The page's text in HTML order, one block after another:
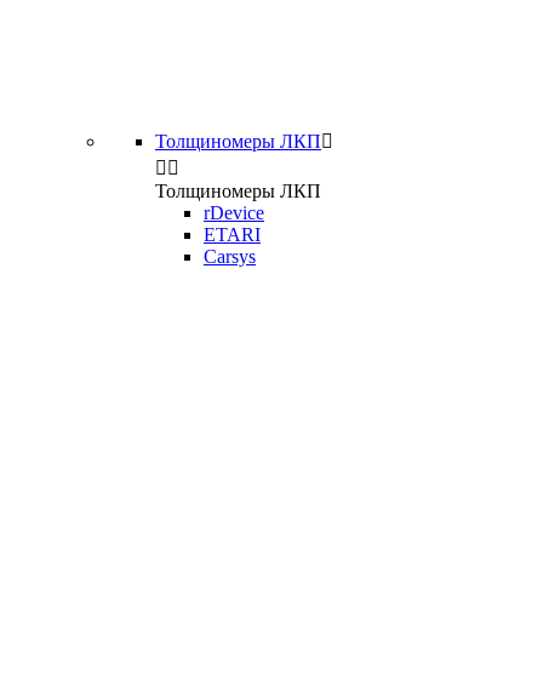
Толщиномеры ЛКП
 
Толщиномеры ЛКП
rDevice
ETARI
Carsys